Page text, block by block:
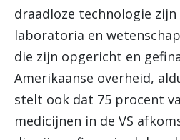
draadloze technologie
laboratoria en
die zijn opgericht en
Amerikaanse overheid,
stelt ook dat 75 procent
medicijnen in de VS